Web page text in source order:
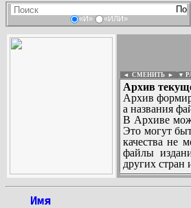
«И» «ИЛИ»
◄ СМЕНИТЬ ► ▼
Архив
Архив
а названия
В Архиве
Это могут
качества не
файлы
других стран
Имя